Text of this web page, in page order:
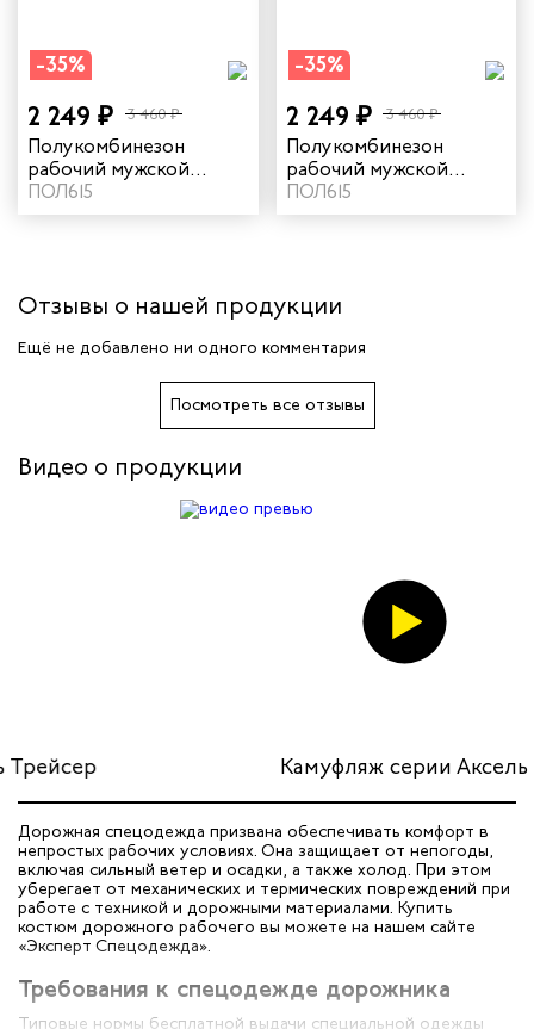
руководителей
-35%
2 249 ₽ 3 460 ₽
Полукомбинезон
рабочий мужской
зимний "Прим" цвет
серый
ПОЛ615
-35%
2 249 ₽ 3 460 ₽
Полукомбинезон
рабочий мужской
зимний "Прим" цвет
темно-синий
ПОЛ615
Отзывы о нашей продукции
Ещё не добавлено ни одного комментария
Посмотреть все отзывы
Видео о продукции
Камуфляж серии Аксель
Дорожная спецодежда призвана обеспечивать комфорт в
непростых рабочих условиях. Она защищает от непогоды,
включая сильный ветер и осадки, а также холод. При этом
уберегает от механических и термических повреждений при
работе с техникой и дорожными материалами. Купить
костюм дорожного рабочего вы можете на нашем сайте
«Эксперт Спецодежда».
Требования к спецодежде дорожника
Типовые нормы бесплатной выдачи специальной одежды